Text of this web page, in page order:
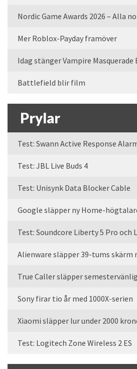
Nordic Game Awards 2026 – Alla
Mer Roblox-Payday framöver
Idag stänger Vampire
Battlefield blir film
Prylar
Test: Swann Active Response
Test: JBL Live Buds 4
Test: Unisynk Data Blocker Cable
Google släpper ny Home-
Test: Soundcore Liberty 5 Pro och
Alienware släpper 39-tums skärm
True Caller släpper
Sony firar tio år med 1000X-serien
Xiaomi släpper lur under 2000
Test: Logitech Zone Wireless 2 ES